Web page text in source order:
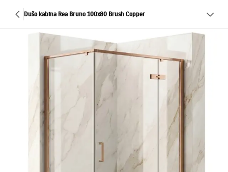
Dušo kabina Rea Bruno 100x80 Brush Copper